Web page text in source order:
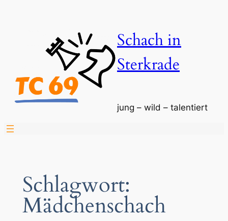
Schach in
Sterkrade
jung – wild – talentiert
Schlagwort:
Mädchenschach